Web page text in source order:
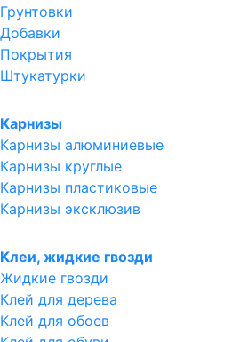
Грунтовки
Добавки
Покрытия
Штукатурки
Карнизы
Карнизы алюминиевые
Карнизы круглые
Карнизы пластиковые
Карнизы эксклюзив
Клеи, жидкие гвозди
Жидкие гвозди
Клей для дерева
Клей для обоев